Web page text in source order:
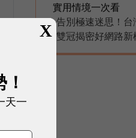
實用情境一次看
PR
告別極速迷思！
雙冠揭密好網路新
X
天一